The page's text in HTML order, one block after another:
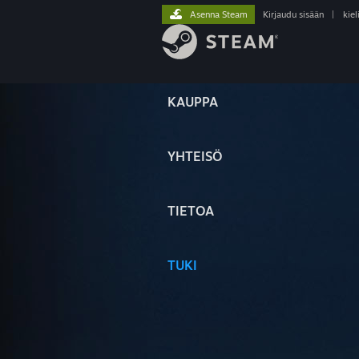
KAUPPA
YHTEISÖ
TIETOA
TUKI
Asenna Steam Kirjaudu sisään kieli